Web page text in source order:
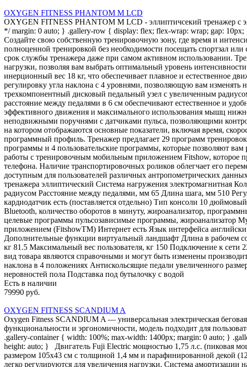
OXYGEN FITNESS PHANTOM M LCD
OXYGEN FITNESS PHANTOM M LCD - эллиптичсекий тренажер с
*/ margin: 0 auto; } .gallery-row { display: flex; flex-wrap: wrap; gap:
Создайте свою собственную тренировочную зону, где время и
полноценной тренировкой без необходимости посещать спортзал
срок службы тренажера даже при самом активном использовании.
нагрузки, позволяя вам выбрать оптимальный уровень
инерционный вес 18 кг, что обеспечивает плавное и естественное
регулировку угла наклона с 4 уровнями, позволяющую вам
трехкомпонентный дисковый педальный узел с увеличенным
расстояние между педалями в 6 см обеспечивают естественное и
эффективного движения и максимального использования мышц
неподвижными поручнями с датчиками пульса, позволяющими
на котором отображаются основные показатели, включая время,
программный профиль. Тренажер предлагает 29 программ
программы и 4 пользовательские программы, которые позволяют
работы с тренировочным мобильным приложением Fitshow, которое
телефона. Наличие транспортировочных роликов облегчает его
доступным для пользователей различных антропометрических
тренажера эллиптический Система нагружения электромагнитная
радиусом Расстояние между педалями, мм 65 Длина шага, мм 510
кардиодатчик есть (поставляется отдельно) Тип консоли 10
Bluetooth, количество оборотов в минуту, жироанализатор,
целевые программы пульсозависимые программы, жироанализатор
приложением (FitshowTM) Интернет есть Язык интерфейса
Дополнительные функции виртуальный ландшафт Длина в рабочем
кг 81.5 Максимальный вес пользователя, кг 150 Подключение к
вид товара являются справочными и могут быть изменены
наклона в 4 положениях Антискольсящие педали увеличенного
неровностей пола Подставка под бутылочку с водой
Есть в наличии
79990 руб.
OXYGEN FITNESS SCANDIUM A
Oxygen Fitness SCANDIUM A — универсальная электрическая
функциональности и эргономичности, модель подходит для
.gallery-container { width: 100%; max-width: 1400px; margin: 0 auto; }
height: auto; } Двигатель Fuji Electric мощностью 1,75 л.с. (пиковая
размером 105х43 см с толщиной 1,4 мм и парафинированной декой
легко регулируются для увеличения нагрузки. Система